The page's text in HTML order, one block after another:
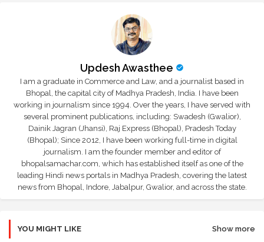
Updesh Awasthee
I am a graduate in Commerce and Law, and a journalist based in
Bhopal, the capital city of Madhya Pradesh, India. I have been
working in journalism since 1994. Over the years, I have served with
several prominent publications, including: Swadesh (Gwalior),
Dainik Jagran (Jhansi), Raj Express (Bhopal), Pradesh Today
(Bhopal); Since 2012, I have been working full-time in digital
journalism. I am the founder member and editor of
bhopalsamachar.com, which has established itself as one of the
leading Hindi news portals in Madhya Pradesh, covering the latest
news from Bhopal, Indore, Jabalpur, Gwalior, and across the state.
YOU MIGHT LIKE Show more